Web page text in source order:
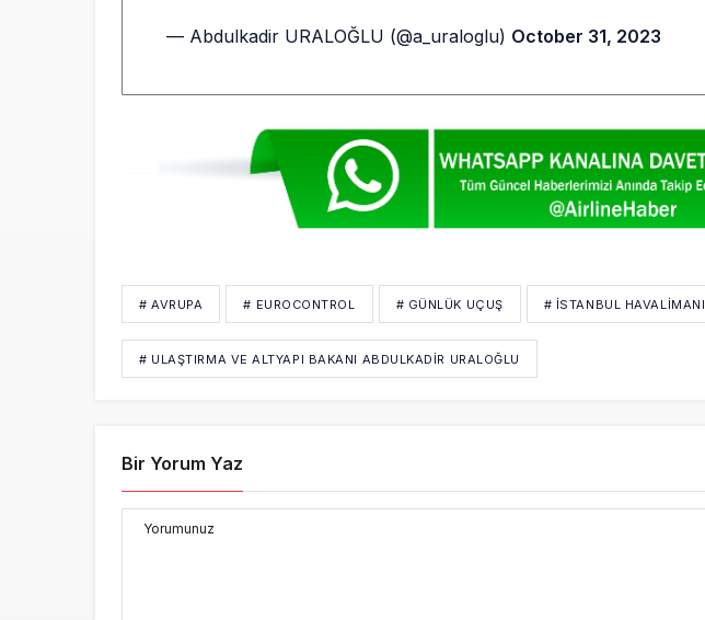
— Abdulkadir URALOĞLU (@a_uraloglu) October 31, 2023
# AVRUPA # EUROCONTROL # GÜNLÜK UÇUŞ # İSTANBUL HAVALİMANI
# ULAŞTIRMA VE ALTYAPI BAKANI ABDULKADIR URALOĞLU
Bir Yorum Yaz
Yorumunuz